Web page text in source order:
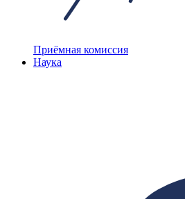
Приёмная комиссия
Наука